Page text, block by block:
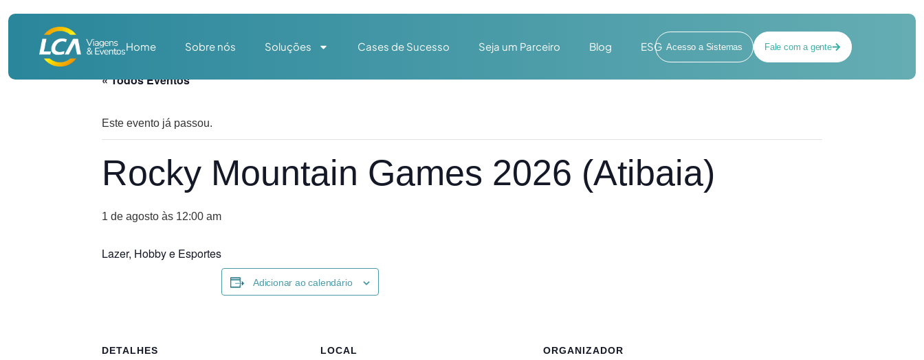
Home Sobre nós Soluções Cases de Sucesso Seja um Parceiro Blog ESG Acesso a Sistemas Fale com a gente
« Todos Eventos
Este evento já passou.
Rocky Mountain Games 2026 (Atibaia)
1 de agosto às 12:00 am
Lazer, Hobby e Esportes
Adicionar ao calendário
DETALHES LOCAL ORGANIZADOR